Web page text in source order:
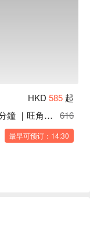
HKD 585 起
Chill Combo C 舒緩身心抗疲勞優惠 155分鐘 ｜旺角按摩
616
最早可预订：14:30